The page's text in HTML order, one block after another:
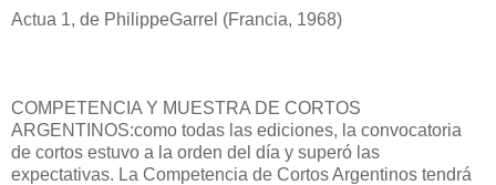
Actua 1, de PhilippeGarrel (Francia, 1968)
COMPETENCIA Y MUESTRA DE CORTOS
ARGENTINOS:como todas las ediciones, la convocatoria
de cortos estuvo a la orden del día y superó las
expectativas. La Competencia de Cortos Argentinos tendrá